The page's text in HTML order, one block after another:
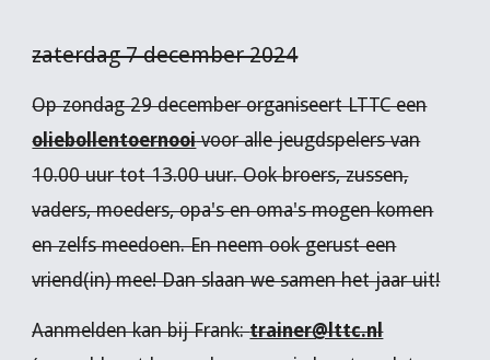
zaterdag 7 december 2024
Op zondag 29 december organiseert LTTC een
oliebollentoernooivoor alle jeugdspelers van
10.00 uur tot 13.00 uur. Ook broers, zussen,
vaders, moeders, opa's en oma's mogen komen
en zelfs meedoen. En neem ook gerust een
vriend(in) mee! Dan slaan we samen het jaar uit!
Aanmelden kan bij Frank:trainer@lttc.nl